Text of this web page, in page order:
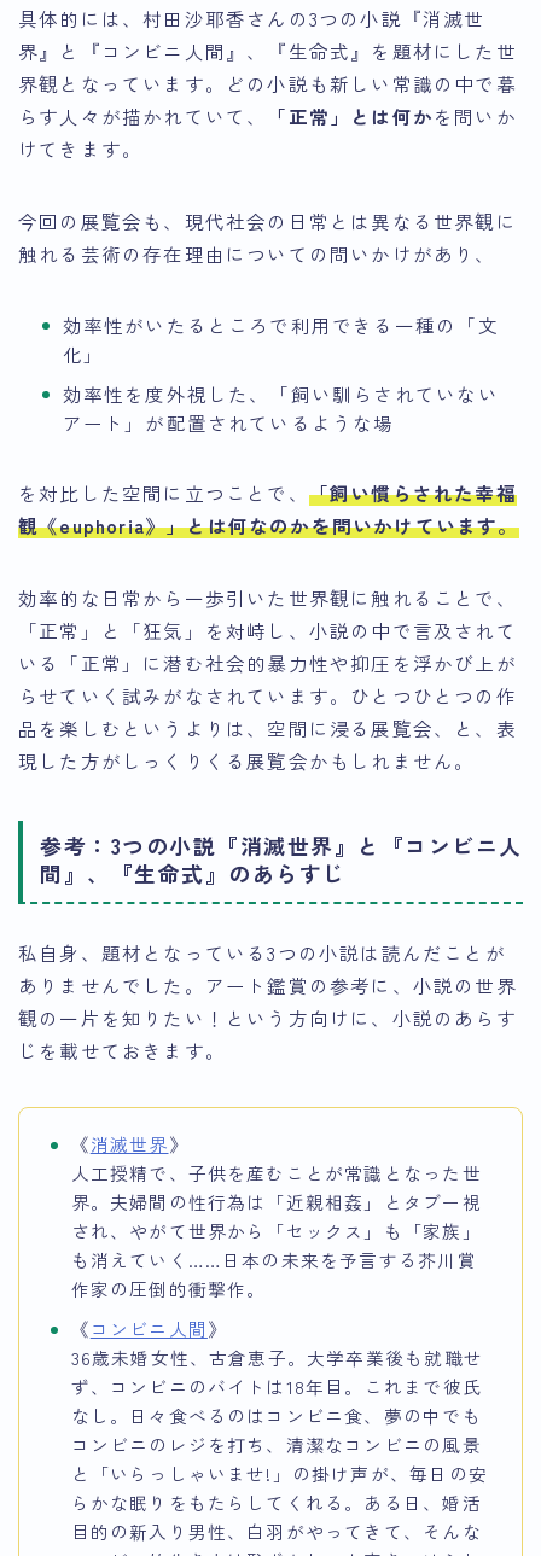
具体的には、村田沙耶香さんの3つの小説『消滅世
界』と『コンビニ人間』、『生命式』を題材にした世
界観となっています。どの小説も新しい常識の中で暮
らす人々が描かれていて、
「正常」とは何かを問いか
けてきます。
今回の展覧会も、現代社会の日常とは異なる世界観に
触れる芸術の存在理由についての問いかけがあり、
効率性がいたるところで利用できる一種の「文
化」
効率性を度外視した、「飼い馴らされていない
アート」が配置されているような場
を対比した空間に立つことで、 「飼い慣らされた幸福
観《euphoria》」とは何なのかを問いかけています。
効率的な日常から一歩引いた世界観に触れることで、
「正常」と「狂気」を対峙し、小説の中で言及されて
いる「正常」に潜む社会的暴力性や抑圧を浮かび上が
らせていく試みがなされています。 ひとつひとつの作
品を楽しむというよりは、空間に浸る展覧会、と、表
現した方がしっくりくる展覧会かもしれません。
参考：3つの小説『消滅世界』と『コンビニ人
間』、『生命式』のあらすじ
私自身、題材となっている3つの小説は読んだことが
ありませんでした。アート鑑賞の参考に、小説の世界
観の一片を知りたい！という方向けに、小説のあらす
じを載せておきます。
《消滅世界》
人工授精で、子供を産むことが常識となった世
界。夫婦間の性行為は「近親相姦」とタブー視
され、やがて世界から「セックス」も「家族」
も消えていく……日本の未来を予言する芥川賞
作家の圧倒的衝撃作。
《コンビニ人間》
36歳未婚女性、古倉恵子。大学卒業後も就職せ
ず、コンビニのバイトは18年目。これまで彼氏
なし。日々食べるのはコンビニ食、夢の中でも
コンビニのレジを打ち、清潔なコンビニの風景
と「いらっしゃいませ!」の掛け声が、毎日の安
らかな眠りをもたらしてくれる。ある日、婚活
目的の新入り男性、白羽がやってきて、そんな